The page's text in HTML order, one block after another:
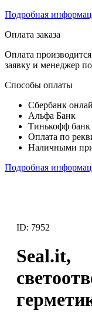
Подробная
Оплата заказа
Оплата
заявку и менеджер
Способы оплаты
Сбербанк
Альфа Банк
Тинькофф банк
Оплата по
Наличными
Подробная
ID: 7952
Seal.it,